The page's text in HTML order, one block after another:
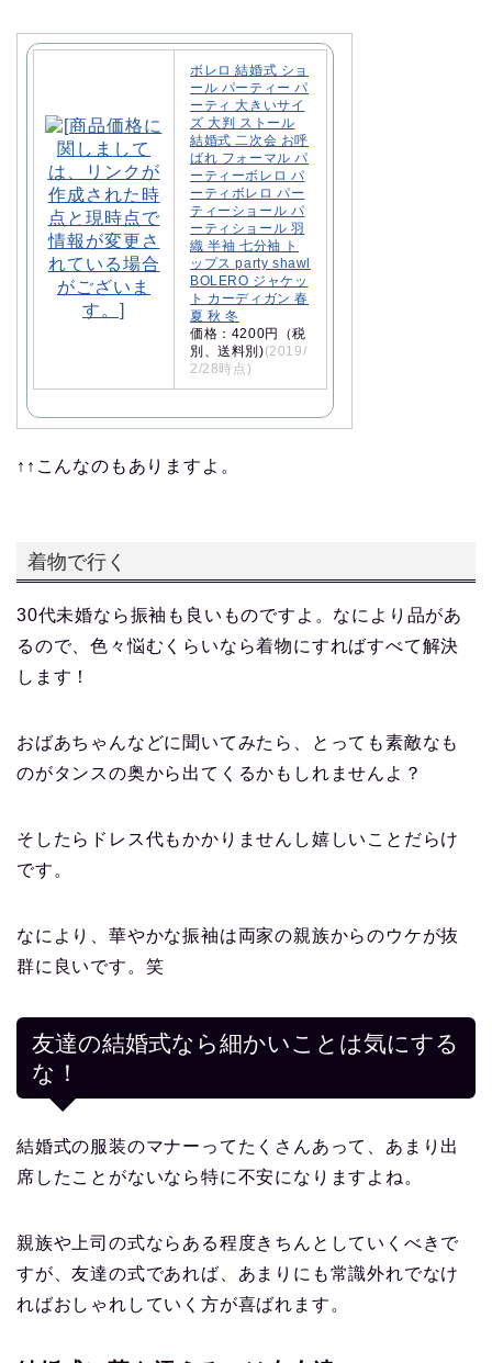
ボレロ 結婚式 ショ
ール パーティー パ
ーティ 大きいサイ
ズ 大判 ストール
結婚式 二次会 お呼
ばれ フォーマル パ
ーティーボレロ パ
ーティボレロ パー
ティーショール パ
ーティショール 羽
織 半袖 七分袖 ト
ップス party shawl
BOLERO ジャケッ
ト カーディガン 春
夏 秋 冬
価格：4200円（税
別、送料別)(2019/
2/28時点)
↑↑こんなのもありますよ。
着物で行く
30代未婚なら振袖も良いものですよ。なにより品があ
るので、色々悩むくらいなら着物にすればすべて解決
します！
おばあちゃんなどに聞いてみたら、とっても素敵なも
のがタンスの奥から出てくるかもしれませんよ？
そしたらドレス代もかかりませんし嬉しいことだらけ
です。
なにより、華やかな振袖は両家の親族からのウケが抜
群に良いです。笑
友達の結婚式なら細かいことは気にする
な！
結婚式の服装のマナーってたくさんあって、あまり出
席したことがないなら特に不安になりますよね。
親族や上司の式ならある程度きちんとしていくべきで
すが、友達の式であれば、あまりにも常識外れでなけ
ればおしゃれしていく方が喜ばれます。